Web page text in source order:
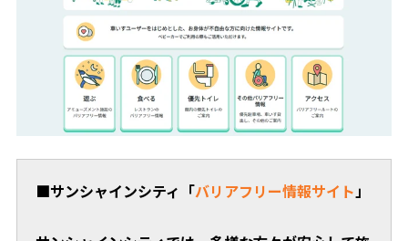
■サンシャインシティ「バリアフリー情報サイト」